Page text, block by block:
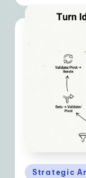
Posted
Strategic